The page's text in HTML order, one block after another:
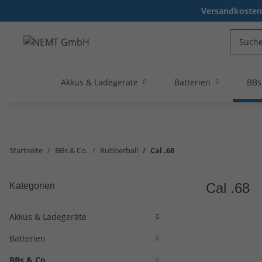
Akkus & Ladegeräte Batterien
Startseite BBs & Co. Rubberball Cal .68
Cal .68
Kategorien
Akkus & Ladegeräte
Batterien